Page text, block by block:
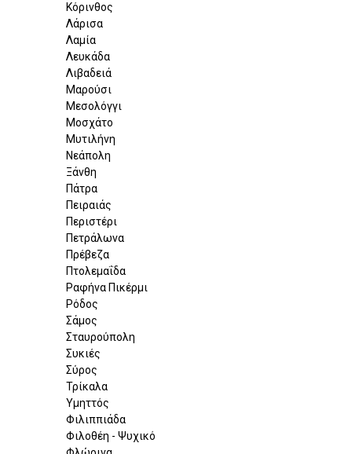
Κόρινθος
Λάρισα
Λαμία
Λευκάδα
Λιβαδειά
Μαρούσι
Μεσολόγγι
Μοσχάτο
Μυτιλήνη
Νεάπολη
Ξάνθη
Πάτρα
Πειραιάς
Περιστέρι
Πετράλωνα
Πρέβεζα
Πτολεμαΐδα
Ραφήνα Πικέρμι
Ρόδος
Σάμος
Σταυρούπολη
Συκιές
Σύρος
Τρίκαλα
Υμηττός
Φιλιππιάδα
Φιλοθέη - Ψυχικό